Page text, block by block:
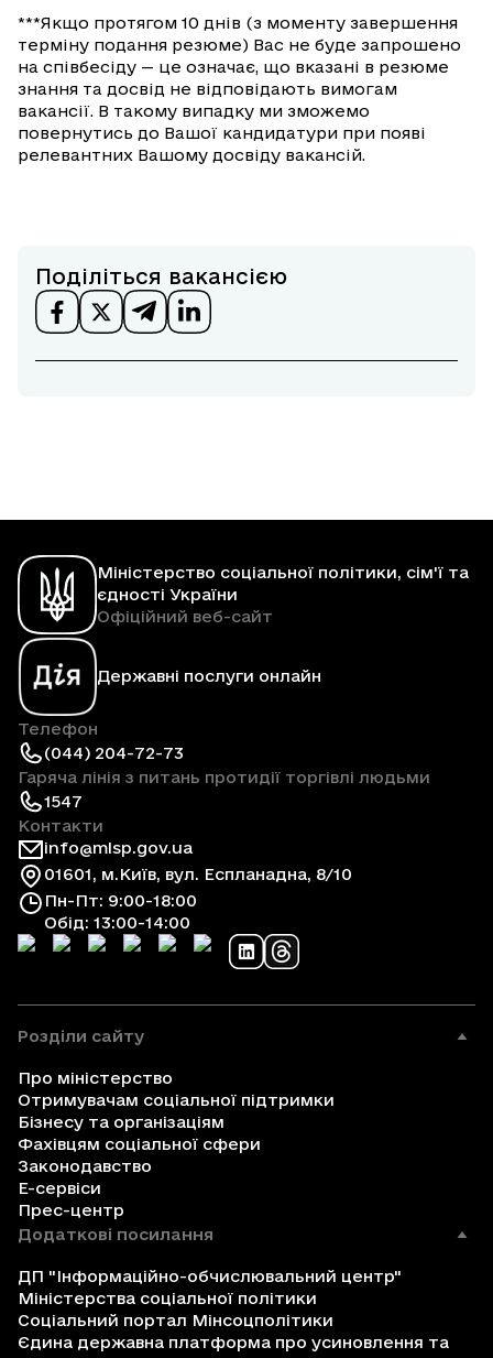
***Якщо протягом 10 днів (з моменту завершення
терміну подання резюме) Вас не буде запрошено
на співбесіду — це означає, що вказані в резюме
знання та досвід не відповідають вимогам
вакансії. В такому випадку ми зможемо
повернутись до Вашої кандидатури при появі
релевантних Вашому досвіду вакансій.
Поділіться вакансією
Міністерство соціальної політики, сім'ї та
єдності України
Офіційний веб-сайт
Державні послуги онлайн
Телефон
(044) 204-72-73
Гаряча лінія з питань протидії торгівлі людьми
1547
Контакти
info@mlsp.gov.ua
01601, м.Київ, вул. Еспланадна, 8/10
Пн-Пт: 9:00-18:00
Обід: 13:00-14:00
Розділи сайту
Про міністерство
Отримувачам соціальної підтримки
Бізнесу та організаціям
Фахівцям соціальної сфери
Законодавство
Е-сервіси
Прес-центр
Додаткові посилання
ДП "Інформаційно-обчислювальний центр"
Міністерства соціальної політики
Соціальний портал Мінсоцполітики
Єдина державна платформа про усиновлення та